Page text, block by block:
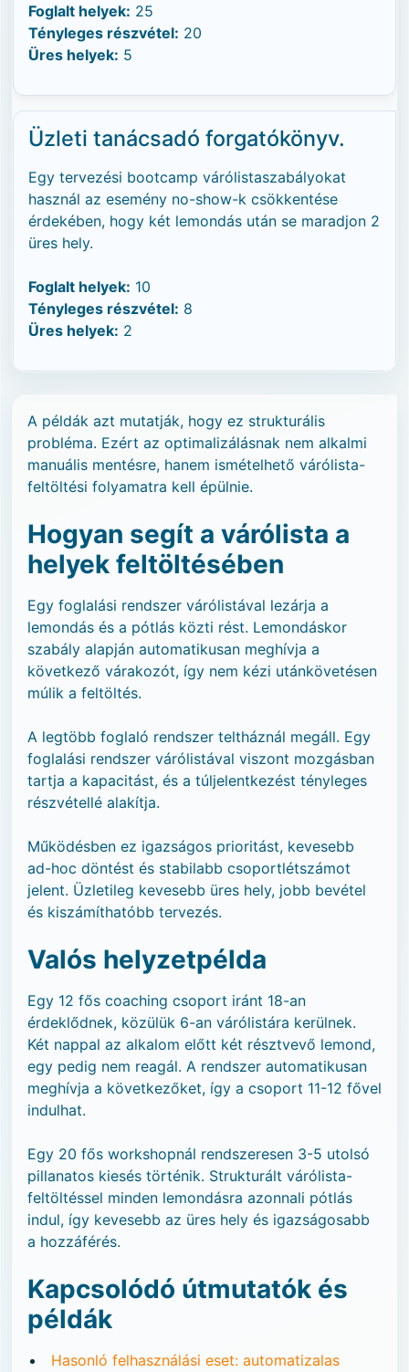
Foglalt helyek: 25
Tényleges részvétel: 20
Üres helyek: 5
Üzleti tanácsadó forgatókönyv.
Egy tervezési bootcamp várólistaszabályokat
használ az esemény no-show-k csökkentése
érdekében, hogy két lemondás után se maradjon 2
üres hely.
Foglalt helyek: 10
Tényleges részvétel: 8
Üres helyek: 2
A példák azt mutatják, hogy ez strukturális
probléma. Ezért az optimalizálásnak nem alkalmi
manuális mentésre, hanem ismételhető várólista-
feltöltési folyamatra kell épülnie.
Hogyan segít a várólista a
helyek feltöltésében
Egy foglalási rendszer várólistával lezárja a
lemondás és a pótlás közti rést. Lemondáskor
szabály alapján automatikusan meghívja a
következő várakozót, így nem kézi utánkövetésen
múlik a feltöltés.
A legtöbb foglaló rendszer teltháznál megáll. Egy
foglalási rendszer várólistával viszont mozgásban
tartja a kapacitást, és a túljelentkezést tényleges
részvétellé alakítja.
Működésben ez igazságos prioritást, kevesebb
ad-hoc döntést és stabilabb csoportlétszámot
jelent. Üzletileg kevesebb üres hely, jobb bevétel
és kiszámíthatóbb tervezés.
Valós helyzetpélda
Egy 12 fős coaching csoport iránt 18-an
érdeklődnek, közülük 6-an várólistára kerülnek.
Két nappal az alkalom előtt két résztvevő lemond,
egy pedig nem reagál. A rendszer automatikusan
meghívja a következőket, így a csoport 11-12 fővel
indulhat.
Egy 20 fős workshopnál rendszeresen 3-5 utolsó
pillanatos kiesés történik. Strukturált várólista-
feltöltéssel minden lemondásra azonnali pótlás
indul, így kevesebb az üres hely és igazságosabb
a hozzáférés.
Kapcsolódó útmutatók és
példák
Hasonló felhasználási eset: automatizalas